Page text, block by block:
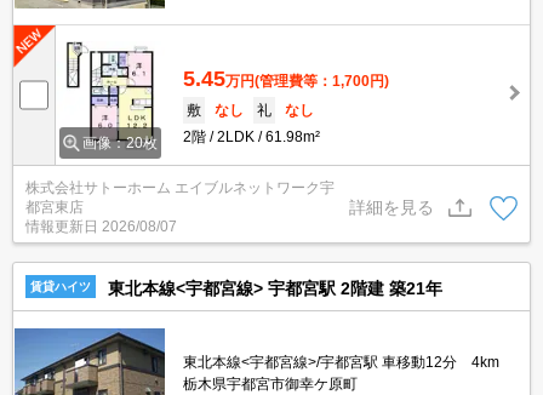
画像：20枚
5.45万円(管理費等：1,700円)
敷
なし 礼
なし
2階
2LDK 61.98m²
株式会社サトーホーム エイブルネットワーク宇
都宮東店
情報更新日 2026/08/07
詳細を見る
賃貸ハイツ 東北本線<宇都宮線> 宇都宮駅 2階建 築21年
東北本線<宇都宮線>/宇都宮駅 車移動12分 4km
栃木県宇都宮市御幸ケ原町